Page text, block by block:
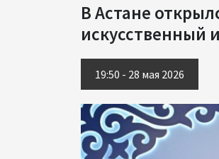
В Астане
искусственный
19:50 - 28 мая 2026